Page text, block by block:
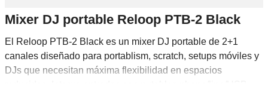
Mixer DJ portable Reloop PTB-2 Black
El Reloop PTB-2 Black es un mixer DJ portable de 2+1
canales diseñado para portablism, scratch, setups móviles y
DJs que necesitan máxima flexibilidad en espacios